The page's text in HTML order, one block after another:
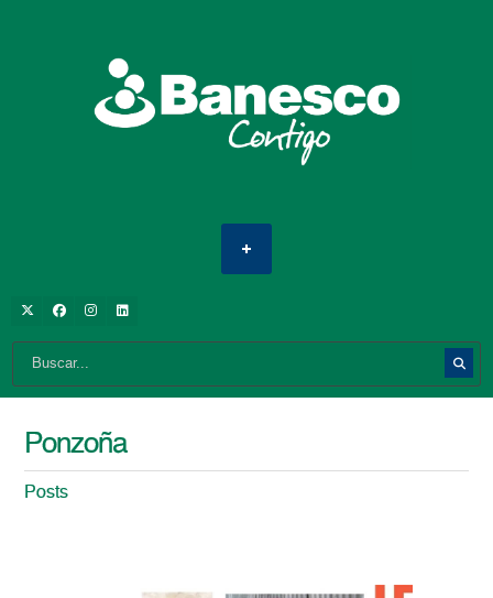
Ponzoña
Posts